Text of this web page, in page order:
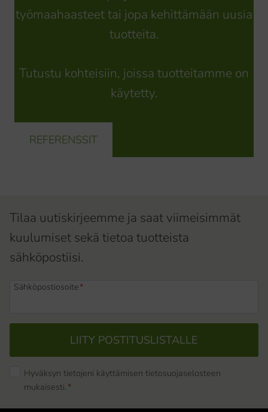
työmaahaasteet tai jopa kehittämään uusia
tuotteita.
Tutustu kohteisiin, joissa tuotteitamme on
käytetty.
REFERENSSIT
Tilaa uutiskirjeemme ja saat viimeisimmät
kuulumiset sekä tietoa tuotteista
sähköpostiisi.
Sähköpostiosoite*
LIITY POSTITUSLISTALLE
Hyväksyn tietojeni käyttämisen tietosuojaselosteen
mukaisesti. *